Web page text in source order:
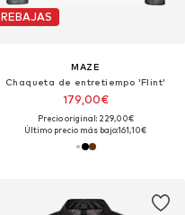
REBAJAS
MAZE
Chaqueta de entretiempo 'Flint'
179,00€
Precio original: 229,00€
Último precio más bajo:161,10€